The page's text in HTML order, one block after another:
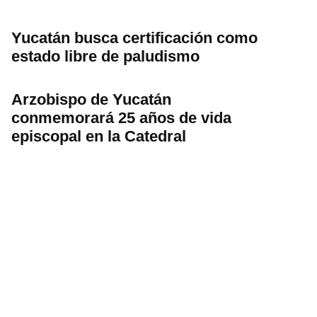
Yucatán busca certificación como
estado libre de paludismo
Arzobispo de Yucatán
conmemorará 25 años de vida
episcopal en la Catedral